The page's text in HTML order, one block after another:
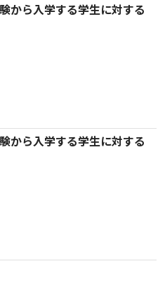
から入学する学生に対する
から入学する学生に対する